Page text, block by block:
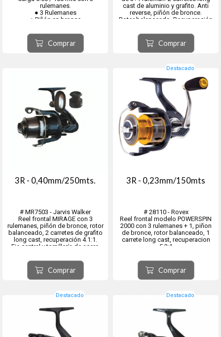
rulemanes.
● 3 Rulemanes
● Piñón en bronce
pintado con tanza
● Rotor balanceado
● Pintura epoxi metalizada
● Eje central y tornilleria ...
Comprar
cast de aluminio y grafito. Anti
reverse, piñón de bronce.
Rotor balanceado, Recuperación
acero inoxidable.
- NEX2500: 0.28 / 180 mts.
- NEX4500: 0.35 / 185 mts.
- NEX5500...
Comprar
3R - 0,40mm/250mts.
# MR7503 - Jarvis Walker
Reel frontal MIRAGE con 3
rulemanes, piñón de bronce, rotor
balanceado, 2 carretes de grafito
long cast, recuperación 4.1:1.
Eje central y tornillería de acero
Comprar
Destacado
3R - 0,23mm/150mts
# 28110 - Rovex
Reel frontal modelo POWERSPIN
2000 con 3 rulemanes + 1, piñon
de bronce, rotor balanceado, 1
carrete long cast, recuperacion
5.2:1
inoxidable.
Comprar
Destacado Destacado